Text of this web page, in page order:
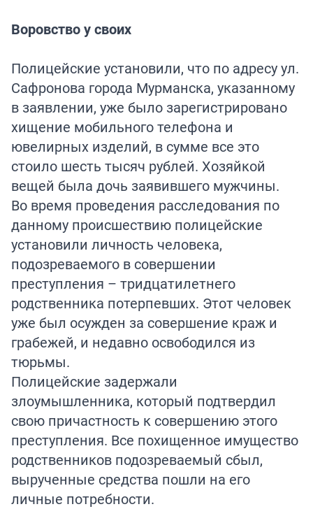
Воровство у своих
Полицейские установили, что по адресу ул.
Сафронова города Мурманска, указанному
в заявлении, уже было зарегистрировано
хищение мобильного телефона и
ювелирных изделий, в сумме все это
стоило шесть тысяч рублей. Хозяйкой
вещей была дочь заявившего мужчины.
Во время проведения расследования по
данному происшествию полицейские
установили личность человека,
подозреваемого в совершении
преступления – тридцатилетнего
родственника потерпевших. Этот человек
уже был осужден за совершение краж и
грабежей, и недавно освободился из
тюрьмы.
Полицейские задержали
злоумышленника, который подтвердил
свою причастность к совершению этого
преступления. Все похищенное имущество
родственников подозреваемый сбыл,
вырученные средства пошли на его
личные потребности.